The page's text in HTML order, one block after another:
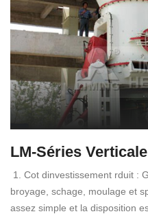
LM-Séries
1. Cot dinvestissement rduit :
broyage, schage, moulage et
assez simple et la disposition